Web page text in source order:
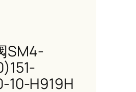
SM4-
10-H919H